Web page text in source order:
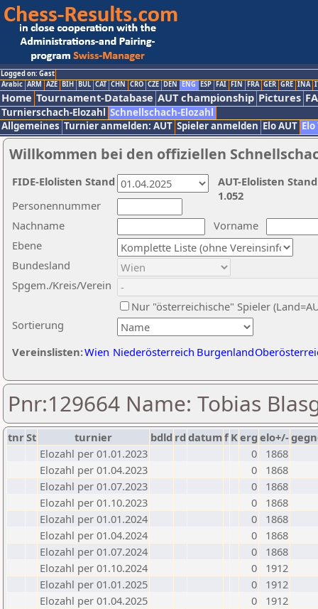
Logged on: Gast
Arabic ARM AZE BIH BUL CAT CHN CRO CZE DEN ENG ESP FAI FIN FRA GER GRE INA
Home Tournament-Database AUT championship Pictures
Turnierschach-Elozahl Schnellschach-Elozahl
Allgemeines Turnier anmelden: AUT Spieler anmelden Elo AUT
Willkommen bei den offiziellen
Nachname
Vorname
Ebene
Sortierung
Personennummer
Bundesland
Spgem./Kreis/Verein
Nur "österreichische" Spieler
Vereinslisten:Wien Niederösterreich Burgenland
AUT-Elolisten
1.052
FIDE-Elolisten Stand
Pnr:129664 Name: Tobias
tnrSt turnier bdld rd datumf Kerg elo+/-
Elozahl per 01.01.2023
0
1868
Elozahl per 01.04.2023
0
1868
Elozahl per 01.07.2023
0
1868
Elozahl per 01.10.2023
0
1868
Elozahl per 01.01.2024
0
1868
Elozahl per 01.04.2024
0
1868
Elozahl per 01.07.2024
0
1868
Elozahl per 01.10.2024
0
1912
Elozahl per 01.01.2025
0
1912
Elozahl per 01.04.2025
0
1912